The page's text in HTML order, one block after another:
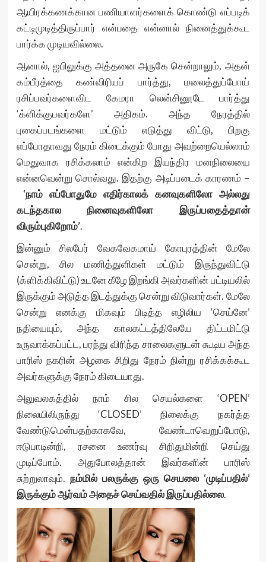
ஆயிரக்கணக்கான பணியாளர்களைக் கொண்டு எப்படிக்
கட்டிமுடித்திருப்பார் என்பதை என்னால் நினைத்துக்கூட
பார்க்க முடியவில்லை.
ஆனால், ஐபிலுக்கு அத்தனை அருகே சென்றாலும், அதன்
கம்பீரத்தை கண்விரியப் பார்த்து, மலைத்துப்போய்
ரசிப்பவர்களைவிட கேமரா லென்சினூடே பார்த்து
‘க்ளிக்குபவர்களே’ அதிகம். அந்த நேரத்தில்
புகைப்படங்களை மட்டும் எடுத்து விட்டு, பிறகு
எப்போதாவது நேரம் கிடைக்கும் போது அவற்றையெல்லாம்
மெதுவாக ரசிக்கலாம் என்கிற இயந்திர மனநிலையை
என்னவென்று சொல்வது. இதற்கு அடிப்படைக் காரணம் –
‘நாம் எப்போதுமே எதிர்காலக் கனவுகளிலோ அல்லது
கடந்தகால நினைவுகளிலோ இருப்பதைத்தான்
விரும்புகிறோம்’.
இன்னும் சிலபேர் வேகவேகமாய் கோபுரத்தின் மேலே
சென்று, சில மணித்துளிகள் மட்டும் இருந்துவிட்டு
(க்ளிக்கிவிட்டு) உடனே கீழே இறங்கி அவர்களின் பட்டியலில்
இருக்கும் அடுத்த இடத்துக்கு சென்று விடுவார்கள். மேலே
சென்று எனக்கு மிகவும் பிடித்த எழிலிய ‘செய்னே’
நதியையும், அந்த காலகட்டத்திலேயே திட்டமிட்டு
உருவாக்கப்பட்ட, பரந்து விரிந்த சாலைகளுடன் கூடிய அந்த
பாரிஸ் நகரின் அழகை சிறிது நேரம் நின்று ரசிக்கக்கூட
அவர்களுக்கு நேரம் கிடையாது.
அலுவலகத்தில் நாம் சில செயல்களை ‘OPEN’
நிலையிலிருந்து ‘CLOSED’ நிலைக்கு நகர்த்த
வேண்டுமென்பதற்காகவே, வேண்டாவெறுப்போடு,
ஈடுபாடின்றி, ரசனை உணர்வு சிறிதுமின்றி செய்து
முடிப்போம். அதுபோலத்தான் இவர்களின் பாரிஸ்
சுற்றுலாவும். நம்மில் பலருக்கு ஒரு செயலை ‘முடிப்பதில்’
இருக்கும் ஆர்வம் அதைச் செய்வதில் இருப்பதில்லை.